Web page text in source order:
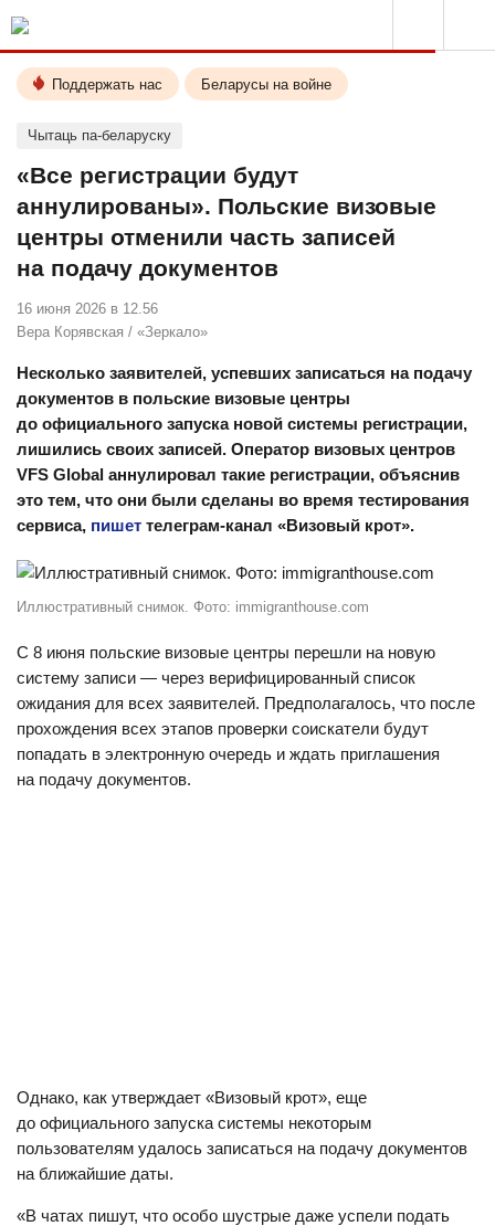
Поддержать нас Беларусы на войне
Чытаць па-беларуску
«Все регистрации будут
аннулированы». Польские визовые
центры отменили часть записей
на подачу документов
16 июня 2026 в 12.56
Вера Корявская / «Зеркало»
Несколько заявителей, успевших записаться на подачу
документов в польские визовые центры
до официального запуска новой системы регистрации,
лишились своих записей. Оператор визовых центров
VFS Global аннулировал такие регистрации, объяснив
это тем, что они были сделаны во время тестирования
сервиса, пишет телеграм-канал «Визовый крот».
Иллюстративный снимок. Фото: immigranthouse.com
С 8 июня польские визовые центры перешли на новую
систему записи — через верифицированный список
ожидания для всех заявителей. Предполагалось, что после
прохождения всех этапов проверки соискатели будут
попадать в электронную очередь и ждать приглашения
на подачу документов.
Однако, как утверждает «Визовый крот», еще
до официального запуска системы некоторым
пользователям удалось записаться на подачу документов
на ближайшие даты.
«В чатах пишут, что особо шустрые даже успели подать